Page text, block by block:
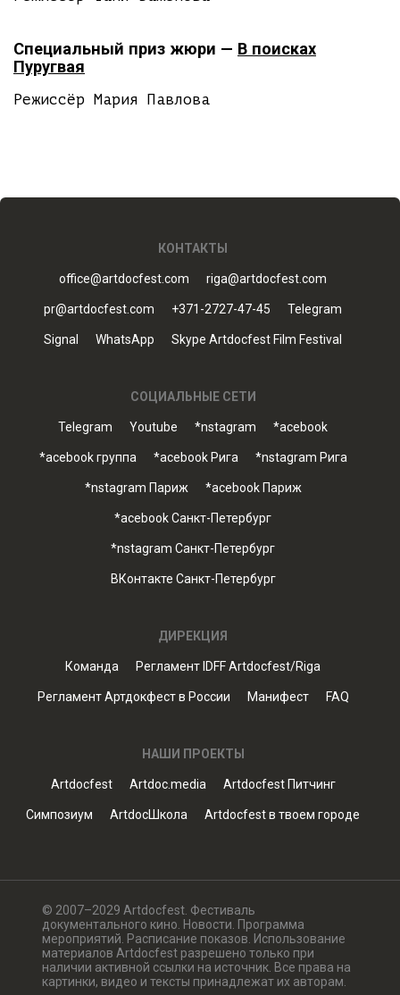
Специальный приз жюри — В поисках
Пуругвая
Режиссёр Мария Павлова
КОНТАКТЫ
office@artdocfest.com riga@artdocfest.com
pr@artdocfest.com +371-2727-47-45 Telegram
Signal WhatsApp Skype Artdocfest Film Festival
СОЦИАЛЬНЫЕ СЕТИ
Telegram Youtube *nstagram *acebook
*acebook группа *acebook Рига *nstagram Рига
*nstagram Париж *acebook Париж
*acebook Санкт-Петербург
*nstagram Санкт-Петербург
ВКонтакте Санкт-Петербург
ДИРЕКЦИЯ
Команда Регламент IDFF Artdocfest/Riga
Регламент Артдокфест в России Манифест FAQ
НАШИ ПРОЕКТЫ
Artdocfest Artdoc.media Artdocfest Питчинг
Симпозиум ArtdocШкола Artdocfest в твоем городе
© 2007–2029 Artdocfest. Фестиваль
документального кино. Новости. Программа
мероприятий. Расписание показов. Использование
материалов Artdocfest разрешено только при
наличии активной ссылки на источник. Все права на
картинки, видео и тексты принадлежат их авторам.